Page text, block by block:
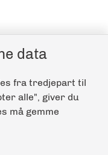
side
data
fra tredjepart til
alle", giver du
må gemme